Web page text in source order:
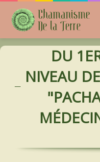
ACCUEIL
CHAMANISME
JE SUIS
ATELIERS
DU
NIVEAU